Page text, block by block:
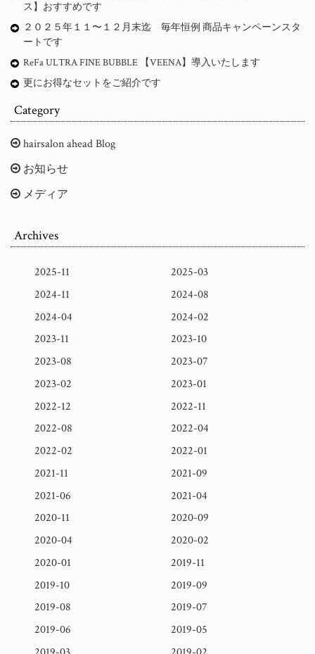
ス】おすすめです
２０２５年１１〜１２月末迄 毎年恒例 商品キャンペーンスタ
ートです
ReFa ULTRA FINE BUBBLE 【VEENA】導入いたします
更にお得なセットをご紹介です
Category
hairsalon ahead Blog
お知らせ
メディア
Archives
2025-11
2025-03
2024-11
2024-08
2024-04
2024-02
2023-11
2023-10
2023-08
2023-07
2023-02
2023-01
2022-12
2022-11
2022-08
2022-04
2022-02
2022-01
2021-11
2021-09
2021-06
2021-04
2020-11
2020-09
2020-04
2020-02
2020-01
2019-11
2019-10
2019-09
2019-08
2019-07
2019-06
2019-05